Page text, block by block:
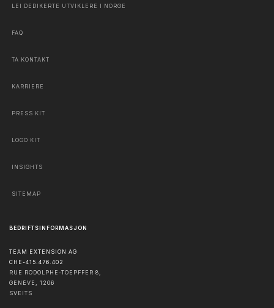
LEI DEDIKERTE UTVIKLERE I NORGE
FAQ
TA KONTAKT
KARRIERE
PRESS KIT
LOGO KIT
INSIGHTS
SITEMAP
BEDRIFTSINFORMASJON
TEAM EXTENSION AG
CHE-415.476.402
RUE RODOLPHE-TOEPFFER 8,
GENÈVE , 1206
SVEITS